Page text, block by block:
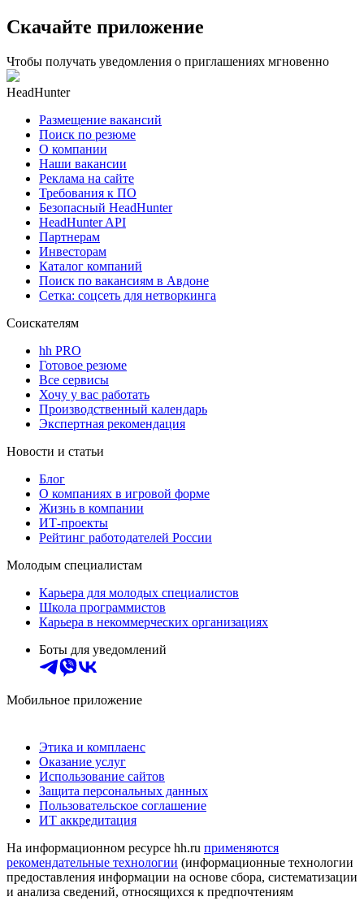
Скачайте приложение
Чтобы получать уведомления о приглашениях мгновенно
HeadHunter
Размещение вакансий
Поиск по резюме
О компании
Наши вакансии
Реклама на сайте
Требования к ПО
Безопасный HeadHunter
HeadHunter API
Партнерам
Инвесторам
Каталог компаний
Поиск по вакансиям в Авдоне
Сетка: соцсеть для нетворкинга
Соискателям
hh PRO
Готовое резюме
Все сервисы
Хочу у вас работать
Производственный календарь
Экспертная рекомендация
Новости и статьи
Блог
О компаниях в игровой форме
Жизнь в компании
ИТ-проекты
Рейтинг работодателей России
Молодым специалистам
Карьера для молодых специалистов
Школа программистов
Карьера в некоммерческих организациях
Боты для уведомлений
Мобильное приложение
Этика и комплаенс
Оказание услуг
Использование сайтов
Защита персональных данных
Пользовательское соглашение
ИТ аккредитация
На информационном ресурсе hh.ru применяются
рекомендательные технологии (информационные технологии
предоставления информации на основе сбора, систематизации
и анализа сведений, относящихся к предпочтениям